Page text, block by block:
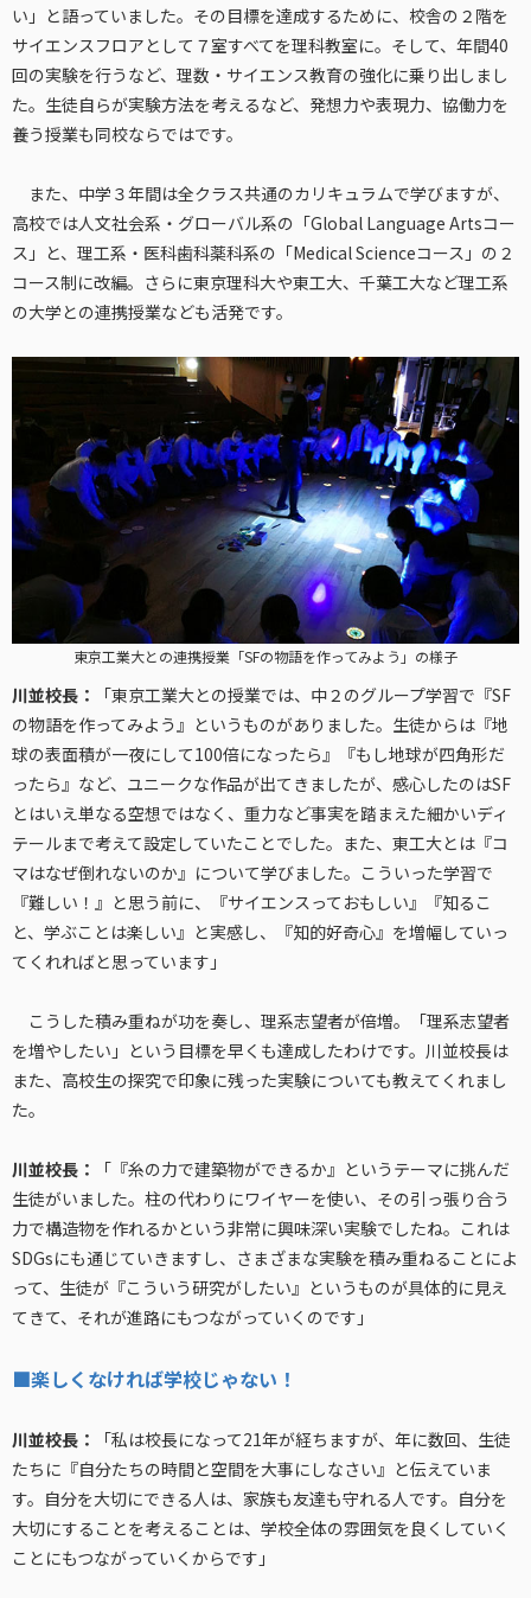
い」と語っていました。その目標を達成するために、校舎の２階を
サイエンスフロアとして７室すべてを理科教室に。そして、年間40
回の実験を行うなど、理数・サイエンス教育の強化に乗り出しまし
た。生徒自らが実験方法を考えるなど、発想力や表現力、協働力を
養う授業も同校ならではです。
また、中学３年間は全クラス共通のカリキュラムで学びますが、
高校では人文社会系・グローバル系の「Global Language Artsコー
ス」と、理工系・医科歯科薬科系の「Medical Scienceコース」の２
コース制に改編。さらに東京理科大や東工大、千葉工大など理工系
の大学との連携授業なども活発です。
東京工業大との連携授業「SFの物語を作ってみよう」の様子
川並校長：
「東京工業大との授業では、中２のグループ学習で『SF
の物語を作ってみよう』というものがありました。生徒からは『地
球の表面積が一夜にして100倍になったら』『もし地球が四角形だ
ったら』など、ユニークな作品が出てきましたが、感心したのはSF
とはいえ単なる空想ではなく、重力など事実を踏まえた細かいディ
テールまで考えて設定していたことでした。また、東工大とは『コ
マはなぜ倒れないのか』について学びました。こういった学習で
『難しい！』と思う前に、『サイエンスっておもしい』『知るこ
と、学ぶことは楽しい』と実感し、『知的好奇心』を増幅していっ
てくれればと思っています」
こうした積み重ねが功を奏し、理系志望者が倍増。「理系志望者
を増やしたい」という目標を早くも達成したわけです。川並校長は
また、高校生の探究で印象に残った実験についても教えてくれまし
た。
川並校長：
「『糸の力で建築物ができるか』というテーマに挑んだ
生徒がいました。柱の代わりにワイヤーを使い、その引っ張り合う
力で構造物を作れるかという非常に興味深い実験でしたね。これは
SDGsにも通じていきますし、さまざまな実験を積み重ねることによ
って、生徒が『こういう研究がしたい』というものが具体的に見え
てきて、それが進路にもつながっていくのです」
■楽しくなければ学校じゃない！
川並校長：
「私は校長になって21年が経ちますが、年に数回、生徒
たちに『自分たちの時間と空間を大事にしなさい』と伝えていま
す。自分を大切にできる人は、家族も友達も守れる人です。自分を
大切にすることを考えることは、学校全体の雰囲気を良くしていく
ことにもつながっていくからです」